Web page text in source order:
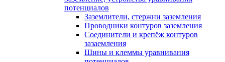
потенциалов
Заземлители, стержни заземления
Проводники контуров заземления
Соединители и крепёж контуров
зазаемления
Шины и клеммы уравнивания